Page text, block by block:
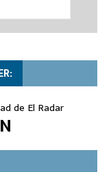
de El Radar